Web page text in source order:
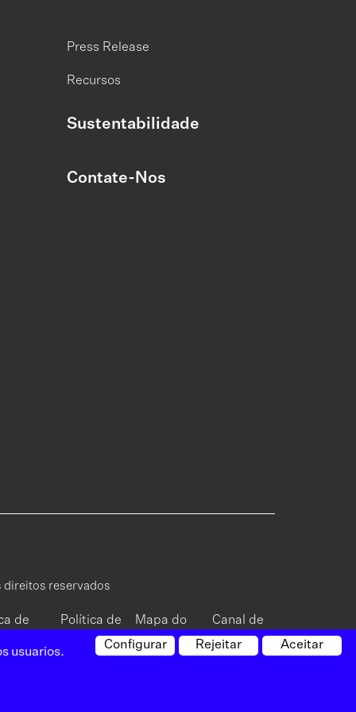
Press Release
Recursos
Sustentabilidade
Contate-Nos
reservados
de
Política de
cookies
Mapa do
site
Canal de
reclamações Aceitar
Rejeitar
Configurar
usuarios.